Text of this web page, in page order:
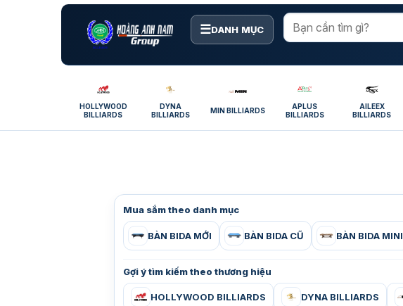
☰DANH MỤC
HOLLYWOOD
BILLIARDS
DYNA
BILLIARDS
MIN BILLIARDS
APLUS
BILLIARDS
AILEEX
BILLIARDS
Mua sắm theo danh mục
BÀN BIDA MỚI BÀN BIDA CŨ BÀN BIDA MINI
Gợi ý tìm kiếm theo thương hiệu
HOLLYWOOD BILLIARDS DYNA BILLIARDS